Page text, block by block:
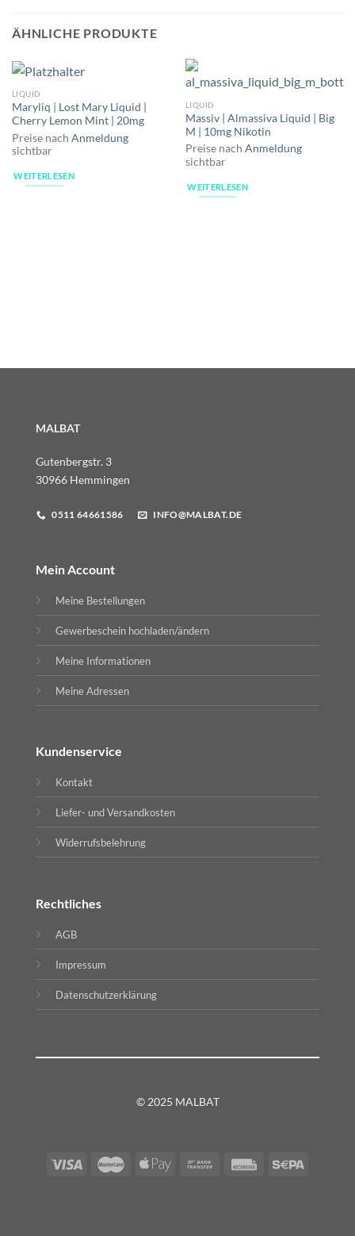
ÄHNLICHE PRODUKTE
LIQUID
Maryliq | Lost Mary Liquid |
Cherry Lemon Mint | 20mg
Preise nach Anmeldung
sichtbar
WEITERLESEN
LIQUID
Massiv | Almassiva Liquid | Big
M | 10mg Nikotin
Preise nach Anmeldung
sichtbar
WEITERLESEN
MALBAT
Gutenbergstr. 3
30966 Hemmingen
0511 64661586 INFO@MALBAT.DE
Mein Account
Meine Bestellungen
Gewerbeschein hochladen/ändern
Meine Informationen
Meine Adressen
Kundenservice
Kontakt
Liefer- und Versandkosten
Widerrufsbelehrung
Rechtliches
AGB
Impressum
Datenschutzerklärung
© 2025 MALBAT